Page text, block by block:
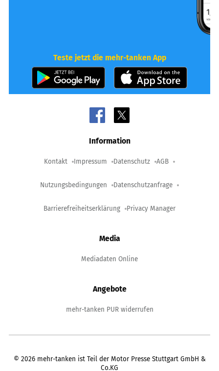
Teste jetzt die mehr-tanken App
Information
Kontakt Impressum Datenschutz AGB
Nutzungsbedingungen Datenschutzanfrage
Barrierefreiheitserklärung Privacy Manager
Media
Mediadaten Online
Angebote
mehr-tanken PUR widerrufen
© 2026 mehr-tanken ist Teil der Motor Presse Stuttgart GmbH &
Co.KG